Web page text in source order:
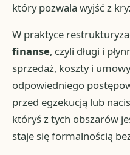
który pozwala wyjść z
W praktyce
finanse, czyli długi i
sprzedaż, koszty i
odpowiedniego
przed egzekucją lub
któryś z tych obszarów
staje się formalnością